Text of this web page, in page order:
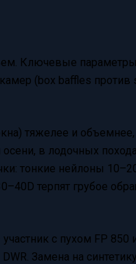
Ключевые
(box baffles против
тяжелее и объемнее,
в лодочных
тонкие нейлоны
терпят грубое
с пухом FP 850
Замена на